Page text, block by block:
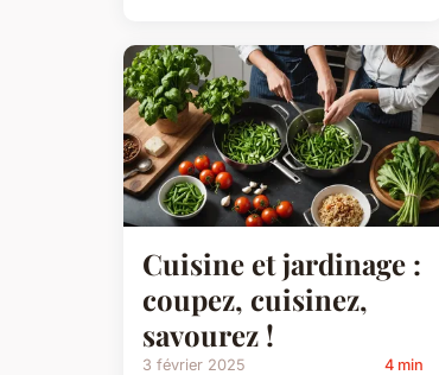
Cuisine et jardinage :
coupez, cuisinez,
savourez !
3 février 2025 4 min